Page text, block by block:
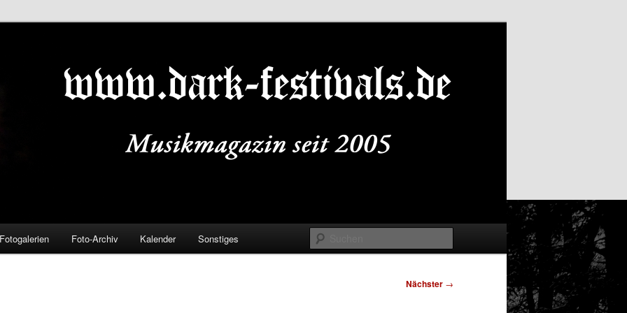
Fotogalerien Foto-Archiv Kalender Sonstiges
Nächster →